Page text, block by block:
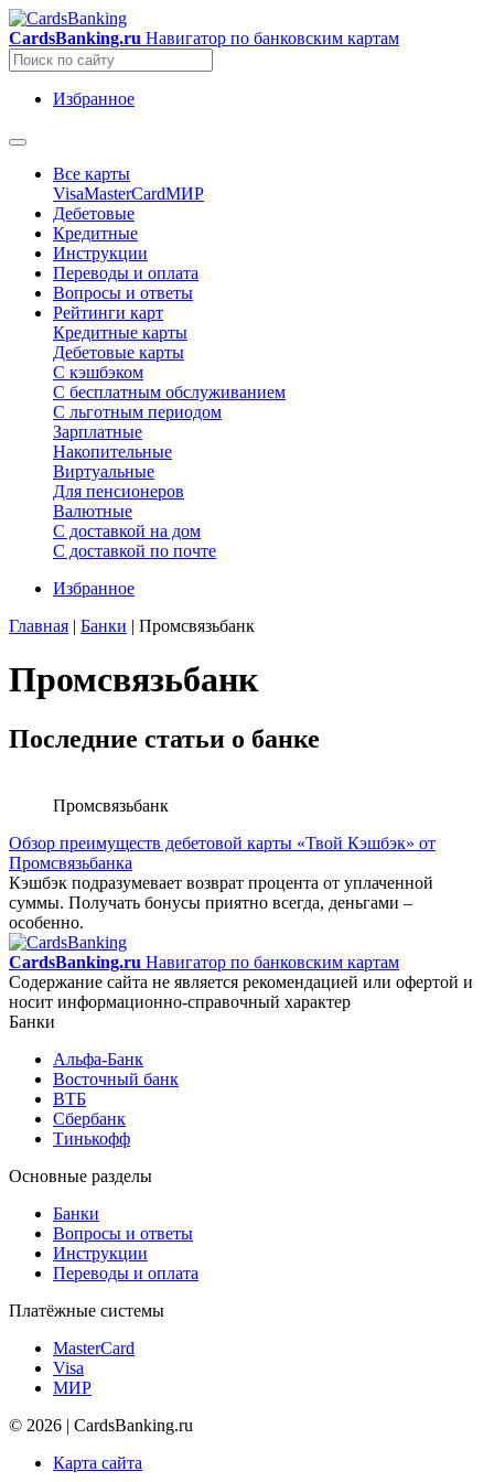
CardsBanking.ru Навигатор по банковским картам
Избранное
Все карты
VisaMasterCardМИР
Дебетовые
Кредитные
Инструкции
Переводы и оплата
Вопросы и ответы
Рейтинги карт
Кредитные карты
Дебетовые карты
С кэшбэком
С бесплатным обслуживанием
С льготным периодом
Зарплатные
Накопительные
Виртуальные
Для пенсионеров
Валютные
С доставкой на дом
С доставкой по почте
Избранное
Главная | Банки | Промсвязьбанк
Промсвязьбанк
Последние статьи о банке
Промсвязьбанк
Обзор преимуществ дебетовой карты «Твой Кэшбэк» от
Промсвязьбанка
Кэшбэк подразумевает возврат процента от уплаченной
суммы. Получать бонусы приятно всегда, деньгами –
особенно.
CardsBanking.ru Навигатор по банковским картам
Содержание сайта не является рекомендацией или офертой и
носит информационно-справочный характер
Банки
Альфа-Банк
Восточный банк
ВТБ
Сбербанк
Тинькофф
Основные разделы
Банки
Вопросы и ответы
Инструкции
Переводы и оплата
Платёжные системы
MasterCard
Visa
МИР
© 2026 | CardsBanking.ru
Карта сайта